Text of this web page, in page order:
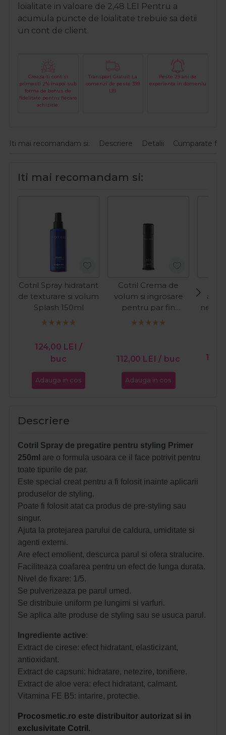
loialitate in valoare de 2,48 LEI Pentru a
acumula puncte de loialitate trebuie sa detii
un cont de client.
Creaza-ti cont si
primesti 2% inapoi sub
forma de bonus de
fidelitate pentru fiecare
achizitie.
Transport Gratuit La
comenzi de peste 399
LEI
Peste 29 ani de
experienta in domeniu
Iti mai recomandam si: Descriere Detalii Cumparate
Iti mai recomandam si:
Cotril Spray hidratant
de texturare si volum
Splash 150ml
124,00 LEI /
buc
Adauga in cos
Cotril Crema de
volum si ingrosare
pentru par fin
Untitled 100ml
112,00 LEI / buc
Adauga in cos
Descriere
Cotril Spray de pregatire pentru styling Primer
250ml are o formula usoara ce il face potrivit pentru
toate tipurile de par.
Este special creat pentru a fi folosit inainte aplicarii
produselor de styling.
Poate fi folosit atat ca produs de pre-styling sau
singur.
Ajuta la protejarea parului de caldura, umiditate si
agenti externi.
Are efect emolient, descurca parul si ofera stralucire.
Faciliteaza coafarea pentru un efect de lunga durata.
Nivel de fixare: 1/5.
Se pulverizeaza pe parul umed.
Se distribuie uniform pe lungimi si varfuri.
Se aplica alte produse de styling sau se usuca parul.
Ingrediente active:
Extract de cirese: efect hidratant, elasticizant,
antioxidant.
Extract de capsuni: hidratare, netezire, tonifiere.
Extract de aloe vera: efect hidratant, calmant.
Vitamina FE B5: intarire, protectie.
Procosmetic.ro este distribuitor autorizat si in
exclusivitate Cotril.